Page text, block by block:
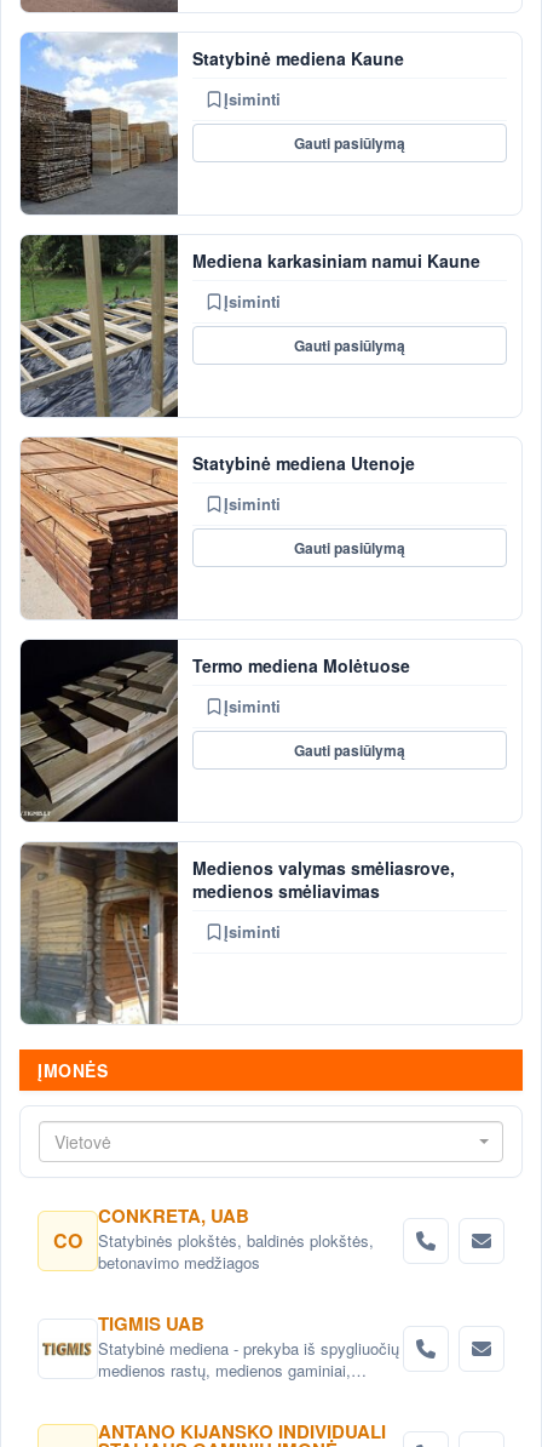
Statybinė mediena Kaune
Įsiminti
Gauti pasiūlymą
Mediena karkasiniam namui Kaune
Įsiminti
Gauti pasiūlymą
Statybinė mediena Utenoje
Įsiminti
Gauti pasiūlymą
Termo mediena Molėtuose
Įsiminti
Gauti pasiūlymą
Medienos valymas smėliasrove,
medienos smėliavimas
Įsiminti
ĮMONĖS
Vietovė
CO
CONKRETA, UAB
Statybinės plokštės, baldinės plokštės,
betonavimo medžiagos
TIGMIS UAB
Statybinė mediena - prekyba iš spygliuočių
medienos rastų, medienos gaminiai,
ANTANO KIJANSKO INDIVIDUALI